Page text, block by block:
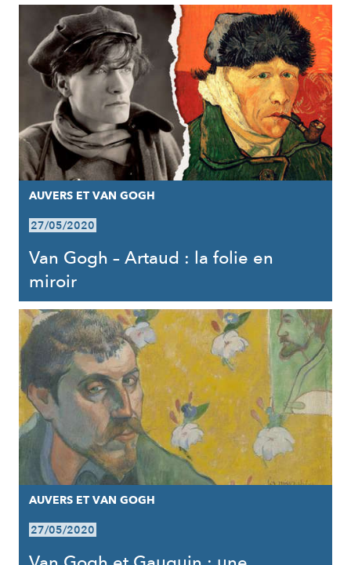
AUVERS ET VAN GOGH
27/05/2020
Van Gogh – Artaud : la folie en
miroir
AUVERS ET VAN GOGH
27/05/2020